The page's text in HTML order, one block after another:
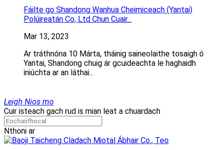
Fáilte go Shandong Wanhua Cheimiceach (Yantai)
Polúireatán Co, Ltd Chun Cuair...
Mar 13, 2023
Ar tráthnóna 10 Márta, tháinig saineolaithe tosaigh ó
Yantai, Shandong chuig ár gcuideachta le haghaidh
iniúchta ar an láthai...
Leigh Nios mo
Cuir isteach gach rud is mian leat a chuardach
Nthoni ar